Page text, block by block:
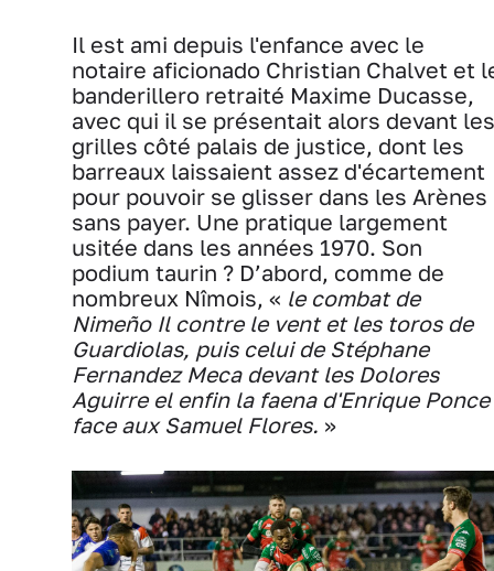
Il est ami depuis l'enfance avec le
notaire aficionado Christian Chalvet et
banderillero retraité Maxime Ducasse,
avec qui il se présentait alors devant les
grilles côté palais de justice, dont les
barreaux laissaient assez d'écartement
pour pouvoir se glisser dans les Arènes
sans payer. Une pratique largement
usitée dans les années 1970. Son
podium taurin ? D’abord, comme de
nombreux Nîmois, « le combat de
Nimeño Il contre le vent et les toros de
Guardiolas, puis celui de Stéphane
Fernandez Meca devant les Dolores
Aguirre el enfin la faena d'Enrique Ponce
face aux Samuel Flores. »